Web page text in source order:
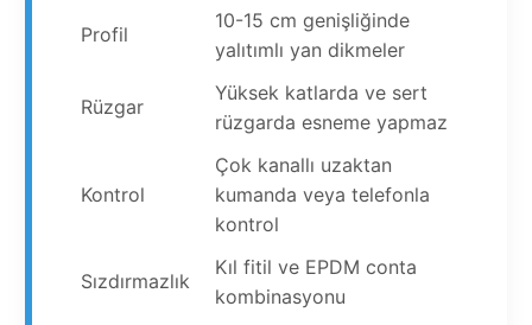
Profil
10-15 cm genişliğinde
yalıtımlı yan dikmeler
Rüzgar
Yüksek katlarda ve sert
rüzgarda esneme yapmaz
Kontrol
Çok kanallı uzaktan
kumanda veya telefonla
kontrol
Sızdırmazlık
Kıl fitil ve EPDM conta
kombinasyonu